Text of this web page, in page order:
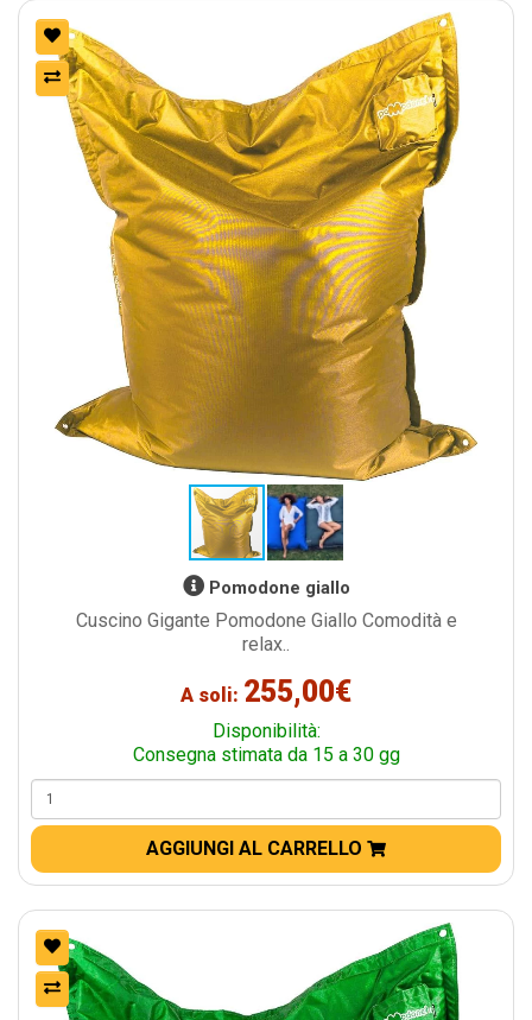
Pomodone giallo
Cuscino Gigante Pomodone Giallo Comodità e
relax..
A soli: 255,00€
Disponibilità:
Consegna stimata da 15 a 30 gg
AGGIUNGI AL CARRELLO